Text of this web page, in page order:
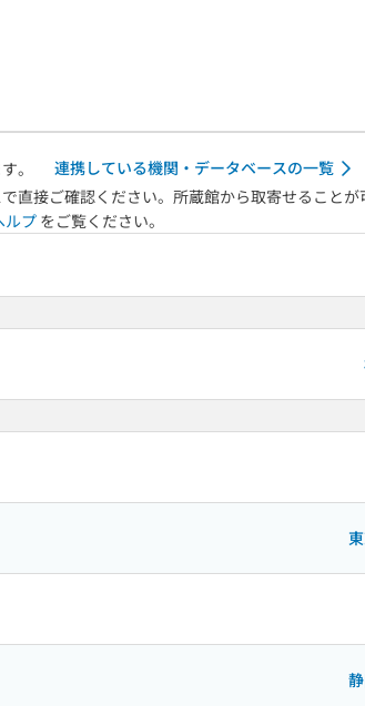
。
連携している機関・データベースの一覧
直接ご確認ください。所蔵館から取寄せることが
ルプ をご覧ください。